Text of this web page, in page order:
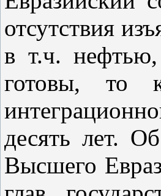
отсутствия
в т.ч.
готовы, то
десять лет.
Высшего